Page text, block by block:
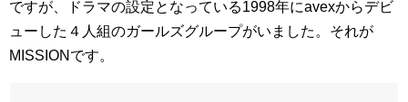
ですが、ドラマの設定となっている1998年にavexからデビ
ューした４人組のガールズグループがいました。それが
MISSIONです。